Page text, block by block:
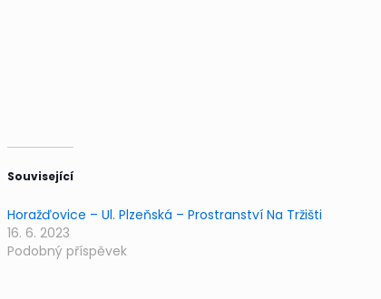
Související
Horažďovice – Ul. Plzeňská – Prostranství Na Tržišti
16. 6. 2023
Podobný příspěvek